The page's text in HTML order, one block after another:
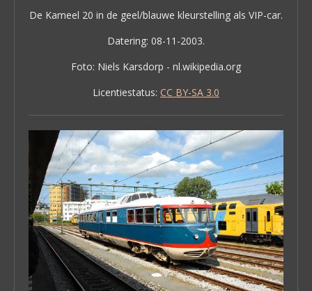
De Kameel 20 in de geel/blauwe kleurstelling als VIP-car.
Datering: 08-11-2003.
Foto: Niels Karsdorp - nl.wikipedia.org
Licentiestatus: CC BY-SA 3.0